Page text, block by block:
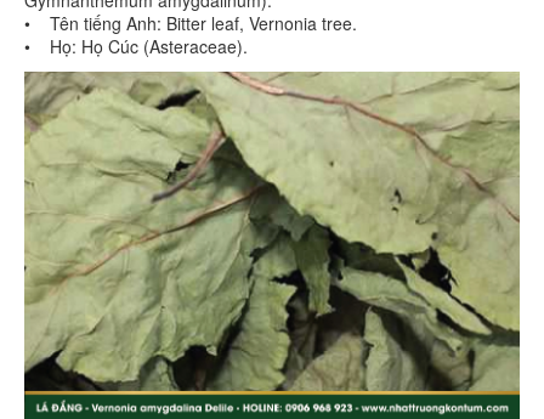
• Tên tiếng Anh: Bitter leaf, Vernonia tree.
• Họ: Họ Cúc (Asteraceae).